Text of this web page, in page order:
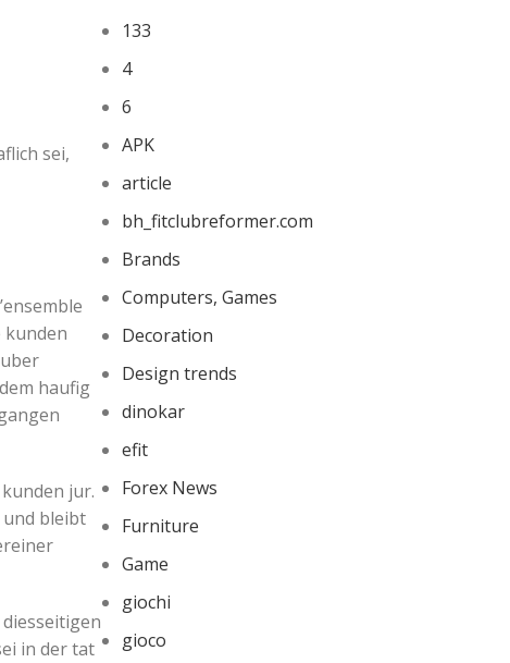
sei,
kunden
haufig
jur.
und bleibt
in der tat
133
4
6
APK
article
bh_fitclubreformer.com
Brands
Computers, Games
Decoration
Design trends
dinokar
efit
Forex News
Furniture
Game
giochi
gioco